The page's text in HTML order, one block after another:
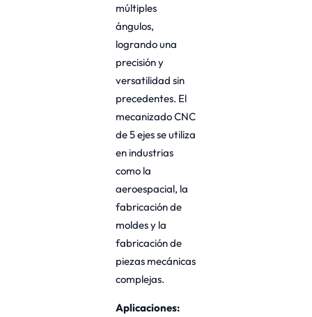
múltiples
ángulos,
logrando una
precisión y
versatilidad sin
precedentes. El
mecanizado CNC
de 5 ejes se utiliza
en industrias
como la
aeroespacial, la
fabricación de
moldes y la
fabricación de
piezas mecánicas
complejas.
Aplicaciones: